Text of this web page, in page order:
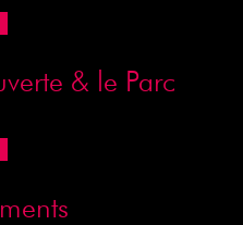
& le Parc